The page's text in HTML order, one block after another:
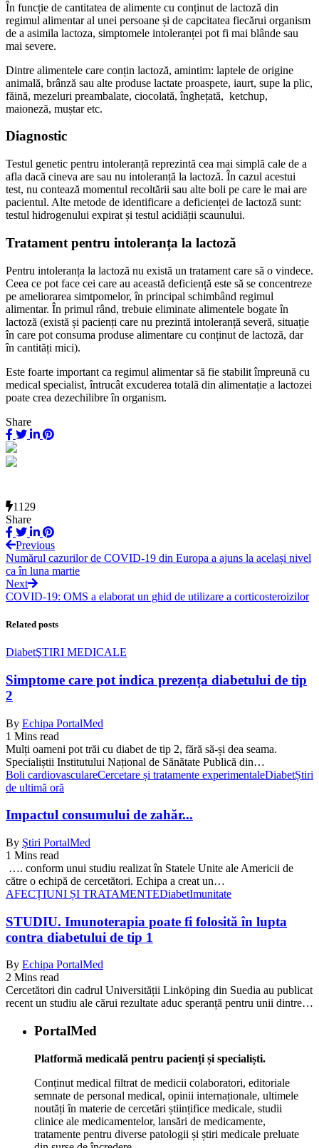
În funcție de cantitatea de alimente cu conținut de lactoză din
regimul alimentar al unei persoane și de capcitatea fiecărui organism
de a asimila lactoza, simptomele intoleranței pot fi mai blânde sau
mai severe.
Dintre alimentele care conțin lactoză, amintim: laptele de origine
animală, brânză sau alte produse lactate proaspete, iaurt, supe la plic,
făină, mezeluri preambalate, ciocolată, înghețată, ketchup,
maioneză, muștar etc.
Diagnostic
Testul genetic pentru intoleranță reprezintă cea mai simplă cale de a
afla dacă cineva are sau nu intoleranță la lactoză. În cazul acestui
test, nu contează momentul recoltării sau alte boli pe care le mai are
pacientul. Alte metode de identificare a deficienței de lactoză sunt:
testul hidrogenului expirat și testul acidiății scaunului.
Tratament pentru intoleranța la lactoză
Pentru intoleranța la lactoză nu există un tratament care să o vindece.
Ceea ce pot face cei care au această deficiență este să se concentreze
pe ameliorarea simtpomelor, în principal schimbând regimul
alimentar. În primul rând, trebuie eliminate alimentele bogate în
lactoză (există și pacienți care nu prezintă intoleranță severă, situație
în care pot consuma produse alimentare cu conținut de lactoză, dar
în cantități mici).
Este foarte important ca regimul alimentar să fie stabilit împreună cu
medical specialist, întrucât excuderea totală din alimentație a lactozei
poate crea dezechilibre în organism.
Share
1129
Share
Previous
Numărul cazurilor de COVID-19 din Europa a ajuns la același nivel
ca în luna martie
Next
COVID-19: OMS a elaborat un ghid de utilizare a corticosteroizilor
Related posts
DiabetŞTIRI MEDICALE
Simptome care pot indica prezența diabetului de tip
2
By Echipa PortalMed
1 Mins read
Mulți oameni pot trăi cu diabet de tip 2, fără să-și dea seama.
Specialiștii Institutului Național de Sănătate Publică din…
Boli cardiovasculareCercetare și tratamente experimentaleDiabetȘtiri
de ultimă oră
Impactul consumului de zahăr...
By Ştiri PortalMed
1 Mins read
…. conform unui studiu realizat în Statele Unite ale Americii de
către o echipă de cercetători. Echipa a creat un…
AFECȚIUNI ȘI TRATAMENTEDiabetImunitate
STUDIU. Imunoterapia poate fi folosită în lupta
contra diabetului de tip 1
By Echipa PortalMed
2 Mins read
Cercetători din cadrul Universității Linköping din Suedia au publicat
recent un studiu ale cărui rezultate aduc speranță pentru unii dintre…
PortalMed
Platformă medicală pentru pacienți și specialiști.
Conținut medical filtrat de medicii colaboratori, editoriale
semnate de personal medical, opinii internaționale, ultimele
noutăți în materie de cercetări științifice medicale, studii
clinice ale medicamentelor, lansări de medicamente,
tratamente pentru diverse patologii și știri medicale preluate